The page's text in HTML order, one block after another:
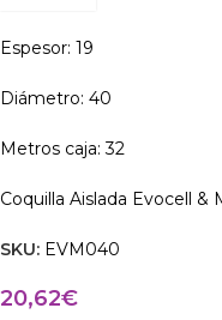
Espesor: 19
Diámetro: 40
Metros caja: 32
Coquilla Aislada Evocell &
SKU: EVM040
20,62€